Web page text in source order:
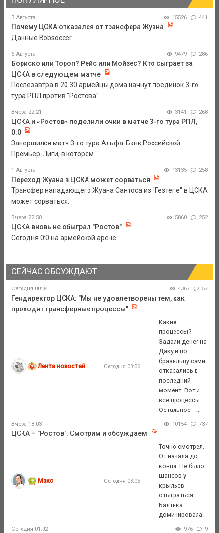
3 Августа 15526 441
Почему ЦСКА отказался от трансфера Жуана
Данные Bobsoccer.
6 Августа 9479 286
Бориско или Тороп? Рейс или Мойзес? Кто сыграет за
ЦСКА в следующем матче
Послезавтра в 20.30 армейцы дома начнут поединок 3-го
тура РПЛ против "Ростова".
Вчера 22:21 3141 268
ЦСКА и «Ростов» поделили очки в матче 3-го тура РПЛ,
0:0
Завершился матч 3-го тура Альфа-Банк Российской
Премьер-Лиги, в котором ...
1 Августа 13135 258
Переход Жуана в ЦСКА может сорваться
Трансфер нападающего Жуана Сантоса из "Гезтепе" в ЦСКА
может сорваться.
Вчера 22:50 5860 252
ЦСКА вновь не обыграл "Ростов"
Сегодня 0:0 на армейской арене.
СЕЙЧАС ОБСУЖДАЮТ
Сегодня 00:34 4367 57
Гендиректор ЦСКА: "Мы не удовлетворены тем, как
проходят трансферные процессы"
Лента новостей Сегодня 08:06
Какие
процессы?
Задали денег на
Даку и по
бразильцу сами
отказались в
последний
момент. Вот и
все процессы.
Остальное - ...
Вчера 18:03 10154 737
ЦСКА – "Ростов". Смотрим и обсуждаем
Макс Сегодня 08:05
Точно смотрел.
От начала до
конца. Не было
шансов у
крыльев
отыграться.
Балтика
доминировала.
Сегодня 01:02 976 9